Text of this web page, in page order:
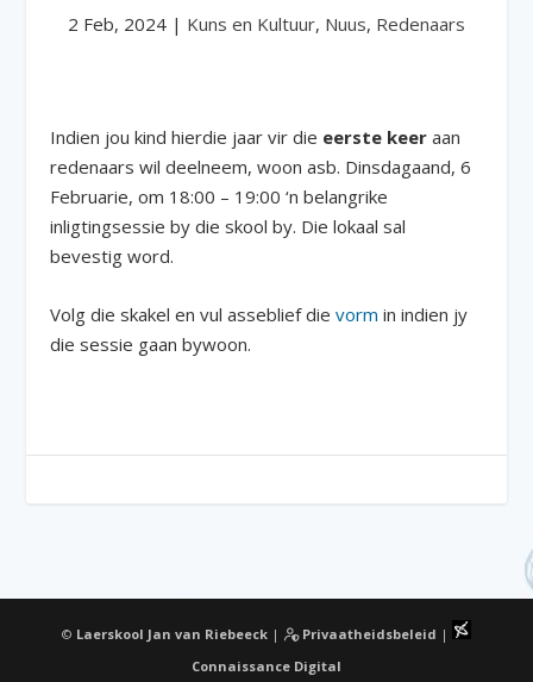
2 Feb, 2024 | Kuns en Kultuur, Nuus, Redenaars
Indien jou kind hierdie jaar vir die eerste keer aan
redenaars wil deelneem, woon asb. Dinsdagaand, 6
Februarie, om 18:00 – 19:00 ‘n belangrike
inligtingsessie by die skool by. Die lokaal sal
bevestig word.
Volg die skakel en vul asseblief dievorm in indien jy
die sessie gaan bywoon.
© Laerskool Jan van Riebeeck| Privaatheidsbeleid |
Connaissance Digital